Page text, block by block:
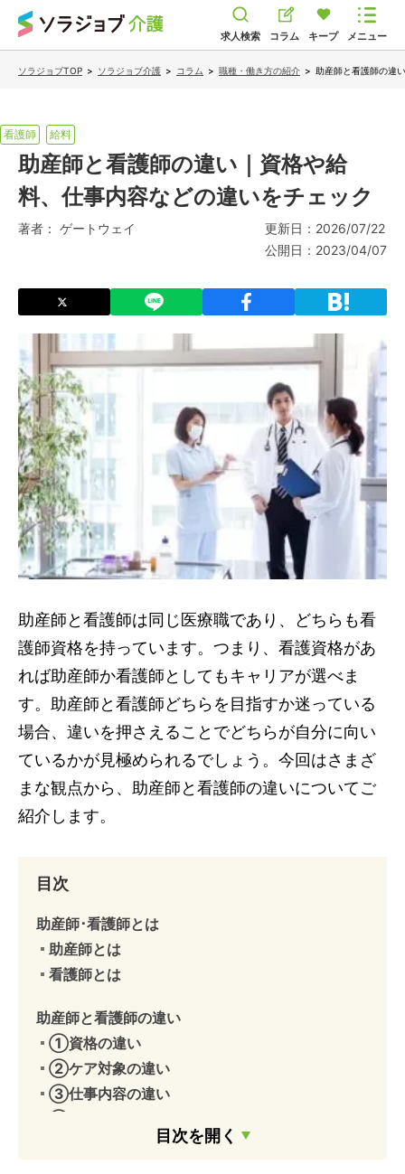
求人検索 コラム キープ メニュー
ソラジョブTOP > ソラジョブ介護 > コラム > 職種・働き方の紹介 > 助産師と看護師の違
看護師 給料
助産師と看護師の違い｜資格や給
料、仕事内容などの違いをチェック
著者： ゲートウェイ 更新日： 2026/07/22
公開日： 2023/04/07
助産師と看護師は同じ医療職であり、どちらも看
護師資格を持っています。つまり、看護資格があ
れば助産師か看護師としてもキャリアが選べま
す。助産師と看護師どちらを目指すか迷っている
場合、違いを押さえることでどちらが自分に向い
ているかが見極められるでしょう。今回はさまざ
まな観点から、助産師と看護師の違いについてご
紹介します。
目次
助産師･看護師とは
助産師とは
看護師とは
助産師と看護師の違い
①資格の違い
②ケア対象の違い
③仕事内容の違い
目次を開く